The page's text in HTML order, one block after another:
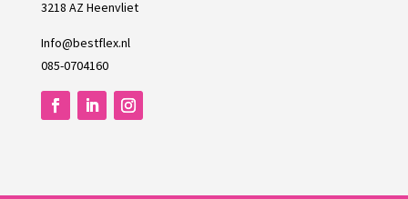
3218 AZ Heenvliet
Info@bestflex.nl
085-0704160